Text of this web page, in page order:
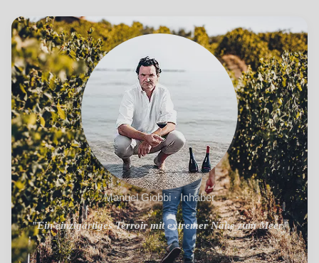
Meeresrots einzutreten, der reich an Facetten von Blumen
und roten Früchten, Gewürzen und Balsamico ist, mit dem
lehmigen Boden, der sich im Mund zeigt und eine weiche
Umhüllung und Fülle verleiht. Ein Wein von den Hügeln
zum Meer. Ein Wein aus biologischem Anbau, der mit
einheimischen Hefen vergoren wird, ohne invasive
chemische/mechanische Verfahren oder Verfahren, die
das aromatische Profil verändern könnten.
Produktdetails anzeigen →
Manuel Giobbi · Inhaber
"Ein einzigartiges Terroir mit extremer Nähe zum Meer"
"Natürliche Weine ausschließlich aus autochthonen
Rebsorten"